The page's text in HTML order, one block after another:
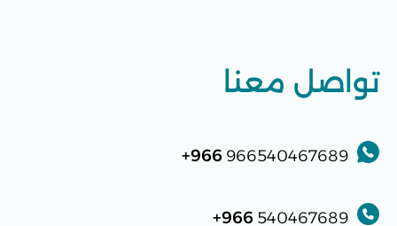
تواصل معنا
966540467689
966+
540467689
966+